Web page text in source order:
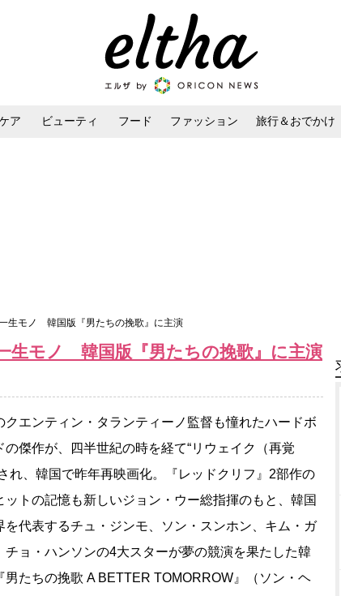
ア ビューティ フード ファッション 旅行＆おでかけ
生モノ 韓国版『男たちの挽歌』に主演
生モノ 韓国版『男たちの挽歌』に主演
エンティン・タランティーノ監督も憧れたハードボ
の傑作が、四半世紀の時を経て“リウェイク（再覚
れ、韓国で昨年再映画化。『レッドクリフ』2部作の
ットの記憶も新しいジョン・ウー総指揮のもと、韓国
を代表するチュ・ジンモ、ソン・スンホン、キム・ガ
チョ・ハンソンの4大スターが夢の競演を果たした韓
男たちの挽歌 A BETTER TOMORROW』（ソン・ヘ